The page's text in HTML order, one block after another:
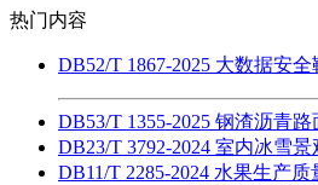
热门内容
DB52/T 1867-2025 大数据安
DB53/T 1355-2025 钢渣沥青
DB23/T 3792-2024 室内冰雪
DB11/T 2285-2024 水果生产